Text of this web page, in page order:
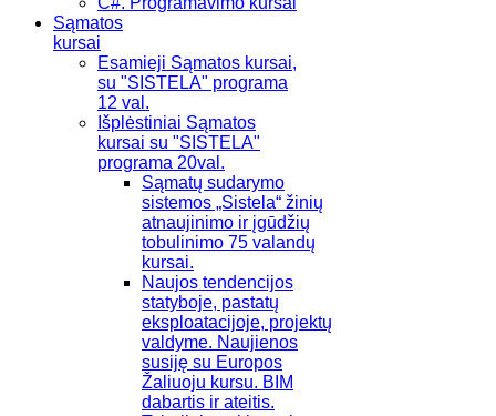
Sąmatos
kursai
Esamieji Sąmatos kursai,
su "SISTELA" programa
12 val.
Išplėstiniai Sąmatos
kursai su "SISTELA"
programa 20val.
Sąmatų sudarymo
sistemos „Sistela“ žinių
atnaujinimo ir įgūdžių
tobulinimo 75 valandų
kursai.
Naujos tendencijos
statyboje, pastatų
eksploatacijoje, projektų
valdyme. Naujienos
susiję su Europos
Žaliuoju kursu. BIM
dabartis ir ateitis.